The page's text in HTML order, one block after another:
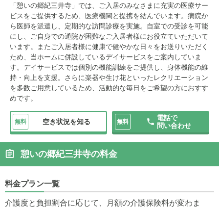
「憩いの郷紀三井寺」では、ご入居のみなさまに充実の医療サー
ビスをご提供するため、医療機関と提携を結んでいます。病院か
ら医師を派遣し、定期的な訪問診療を実施。自室での受診を可能
にし、ご自身での通院が困難なご入居者様にお役立ていただいて
います。またご入居者様に健康で健やかな日々をお送りいただく
ため、当ホームに併設しているデイサービスをご案内していま
す。デイサービスでは個別の機能訓練をご提供し、身体機能の維
持・向上を支援。さらに楽器や生け花といったレクリエーション
を多数ご用意しているため、活動的な毎日をご希望の方におすす
めです。
無料 空き状況を知る 無料
電話で
問い合わせ
憩いの郷紀三井寺の料金
料金プラン一覧
介護度と負担割合に応じて、月額の介護保険料が変わま